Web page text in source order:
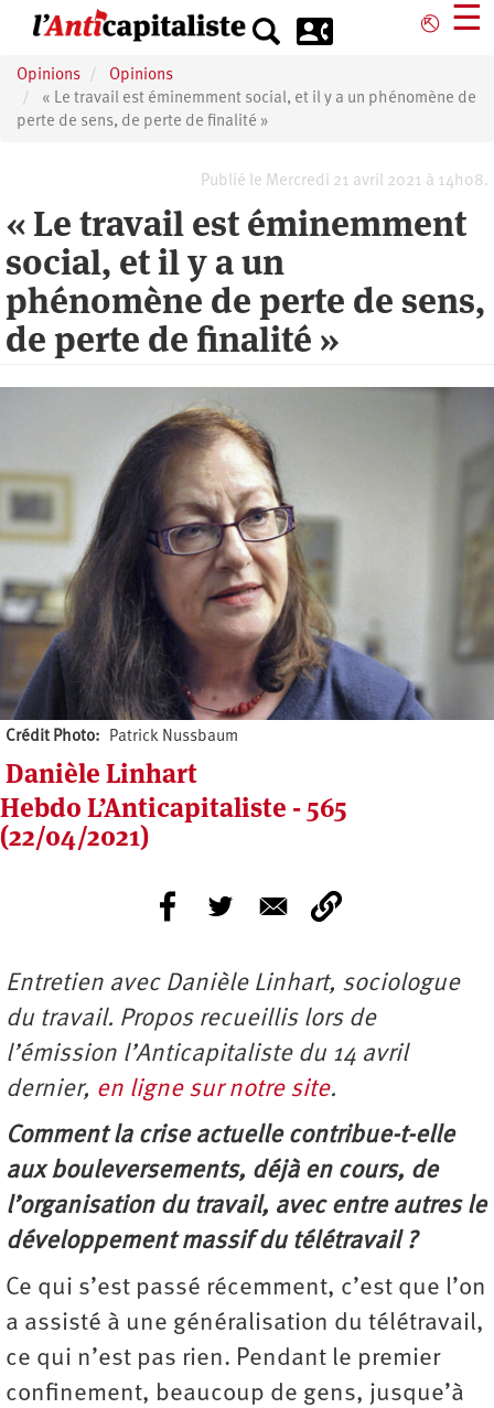
principal
⎋ ☰
Opinions
Opinions
« Le travail est éminemment social, et il y a un phénomène de
perte de sens, de perte de finalité »
Publié le Mercredi 21 avril 2021 à 14h08.
« Le travail est éminemment
social, et il y a un
phénomène de perte de sens,
de perte de finalité »
Crédit Photo Patrick Nussbaum
Danièle Linhart
Hebdo L’Anticapitaliste - 565
(22/04/2021)
Entretien avecDanièle Linhart, sociologue
du travail. Propos recueillis lors de
l’émission l’Anticapitaliste du 14 avril
dernier, en ligne sur notre site.
Comment la crise actuelle contribue-t-elle
aux bouleversements, déjà en cours, de
l’organisation du travail, avec entre autres le
développement massif du télétravail ?
Ce qui s’est passé récemment, c’est que l’on
a assisté à une généralisation du télétravail,
ce qui n’est pas rien. Pendant le premier
confinement, beaucoup de gens, jusque’à